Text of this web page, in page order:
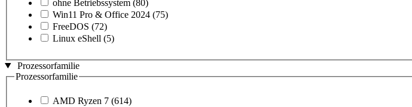
ohne Betriebssystem (80)
Win11 Pro & Office 2024 (75)
FreeDOS (72)
Linux eShell (5)
Prozessorfamilie
Prozessorfamilie
AMD Ryzen 7 (614)